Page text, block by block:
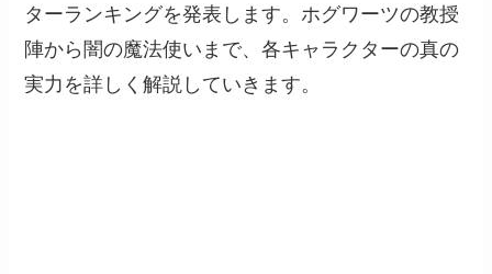
ターランキングを発表します。ホグワーツの教授
陣から闇の魔法使いまで、各キャラクターの真の
実力を詳しく解説していきます。